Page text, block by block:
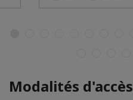
Modalités d'accès